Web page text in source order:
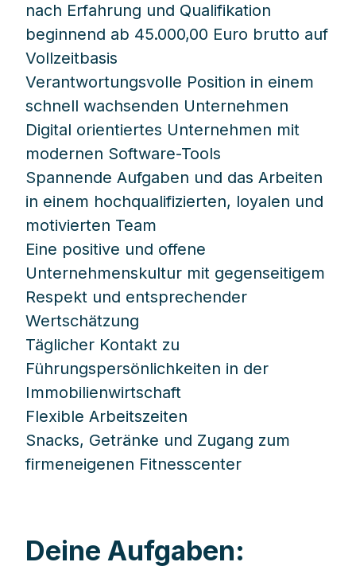
nach Erfahrung und Qualifikation
beginnend ab 45.000,00 Euro brutto auf
Vollzeitbasis
Verantwortungsvolle Position in einem
schnell wachsenden Unternehmen
Digital orientiertes Unternehmen mit
modernen Software-Tools
Spannende Aufgaben und das Arbeiten
in einem hochqualifizierten, loyalen und
motivierten Team
Eine positive und offene
Unternehmenskultur mit gegenseitigem
Respekt und entsprechender
Wertschätzung
Täglicher Kontakt zu
Führungspersönlichkeiten in der
Immobilienwirtschaft
Flexible Arbeitszeiten
Snacks, Getränke und Zugang zum
firmeneigenen Fitnesscenter
Deine Aufgaben: